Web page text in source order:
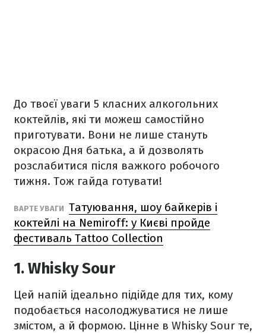
До твоєї уваги 5 класних алкогольних
коктейлів, які ти можеш самостійно
приготувати. Вони не лише стануть
окрасою Дня батька, а й дозволять
розслабитися після важкого робочого
тижня. Тож гайда готувати!
ВАРТЕ УВАГИ Татуювання, шоу байкерів і
коктейлі на Nemiroff: у Києві пройде
фестиваль Tattoo Collection
1. Whisky Sour
Цей напій ідеально підійде для тих, кому
подобається насолоджуватися не лише
змістом, а й формою. Цінне в Whisky Sour те,